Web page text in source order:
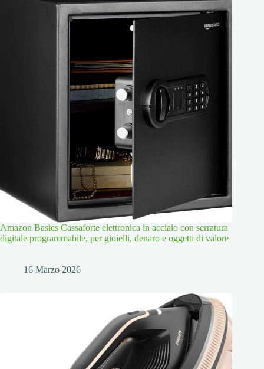
Amazon Basics Cassaforte elettronica in acciaio con serratura
digitale programmabile, per gioielli, denaro e oggetti di valore
16 Marzo 2026